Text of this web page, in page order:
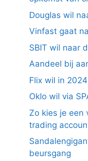
Douglas wil
Vinfast gaat
SBIT wil naar
Aandeel bij
Flix wil in
Oklo wil via
Zo kies je een
trading
beursgang